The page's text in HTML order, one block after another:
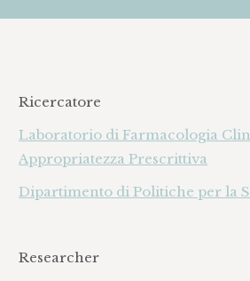
Ricercatore
Laboratorio di Farmacologia
Appropriatezza Prescrittiva
‍Dipartimento di Politiche per la
Researcher